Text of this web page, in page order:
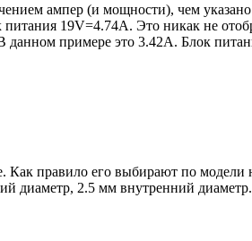
ампер (и мощности), чем
19V=4.74A. Это никак не
примере это 3.42А. Блок
Как правило его выбирают по
диаметр, 2.5 мм внутренний диаметр.